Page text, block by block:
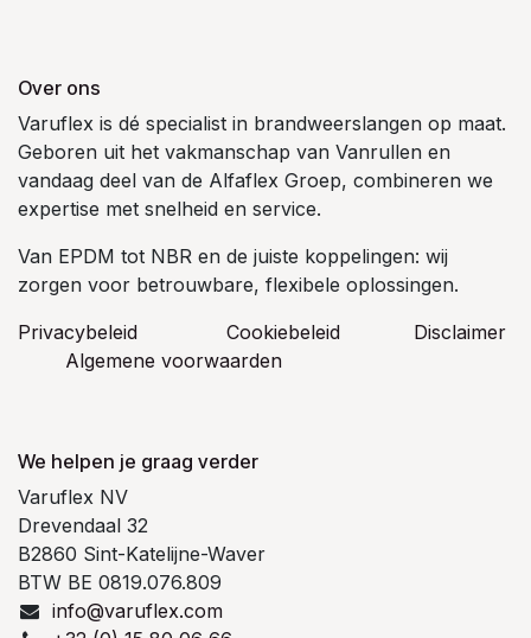
Over ons
Varuflex is dé specialist in brandweerslangen op maat.
Geboren uit het vakmanschap van Vanrullen en
vandaag deel van de Alfaflex Groep, combineren we
expertise met snelheid en service.
Van EPDM tot NBR en de juiste koppelingen: wij
zorgen voor betrouwbare, flexibele oplossingen.
Privacybeleid
Cookiebeleid
​Disclaimer
Algemene voorwaarden
We helpen je graag verder
Varuflex NV
Drevendaal 32
B2860 Sint-Katelijne-Waver
BTW BE 0819.076.809
info@varuflex.com